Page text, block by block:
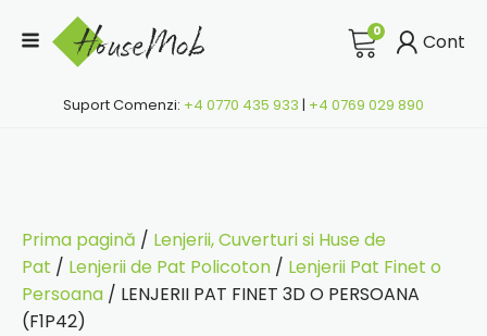
0 Cont
Suport Comenzi: +4 0770 435 933 | +4 0769 029 890
Prima pagină / Lenjerii, Cuverturi si Huse de
Pat / Lenjerii de Pat Policoton / Lenjerii Pat Finet o
Persoana / LENJERII PAT FINET 3D O PERSOANA
(F1P42)